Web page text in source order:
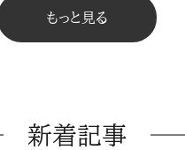
もっと見る
新着記事